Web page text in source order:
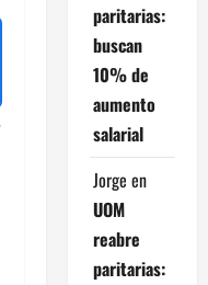
paritarias:
buscan
10% de
aumento
salarial
Jorge en
UOM
reabre
paritarias: